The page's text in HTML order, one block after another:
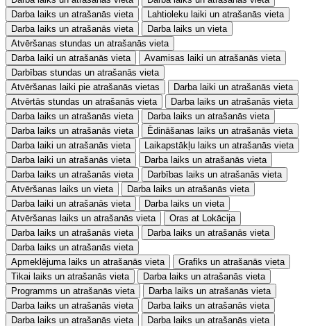
Darba laiks un atrašanās vieta
Lahtioleku laiki un atrašanās vieta
Darba laiks un atrašanās vieta
Darba laiks un vieta
Atvēršanas stundas un atrašanās vieta
Darba laiki un atrašanās vieta
Avamisas laiki un atrašanās vieta
Darbības stundas un atrašanās vieta
Atvēršanas laiki pie atrašanās vietas
Darba laiki un atrašanās vieta
Atvērtās stundas un atrašanās vieta
Darba laiks un atrašanās vieta
Darba laiks un atrašanās vieta
Darba laiks un atrašanās vieta
Darba laiks un atrašanās vieta
Ēdināšanas laiks un atrašanās vieta
Darba laiki un atrašanās vieta
Laikapstākļu laiks un atrašanās vieta
Darba laiki un atrašanās vieta
Darba laiks un atrašanās vieta
Darba laiks un atrašanās vieta
Darbības laiks un atrašanās vieta
Atvēršanas laiks un vieta
Darba laiks un atrašanās vieta
Darba laiki un atrašanās vieta
Darba laiks un vieta
Atvēršanas laiks un atrašanās vieta
Oras at Lokācija
Darba laiks un atrašanās vieta
Darba laiks un atrašanās vieta
Darba laiks un atrašanās vieta
Apmeklējuma laiks un atrašanās vieta
Grafiks un atrašanās vieta
Tikai laiks un atrašanās vieta
Darba laiks un atrašanās vieta
Programms un atrašanās vieta
Darba laiks un atrašanās vieta
Darba laiks un atrašanās vieta
Darba laiks un atrašanās vieta
Darba laiks un atrašanās vieta
Darba laiks un atrašanās vieta